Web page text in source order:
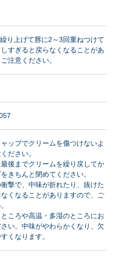
り上げて唇に2～3回重ねつけて
すぎると戻らなくなることがあ
注意ください。
ャップでクリームを傷つけないよ
ださい。
最後までクリームを繰り戻してか
きちんと閉めてください。
衝撃で、中味が折れたり、抜けた
くなることがありますので、ご
ところや高温・多湿のところにお
い。中味がやわらかくなり、欠
くなります。